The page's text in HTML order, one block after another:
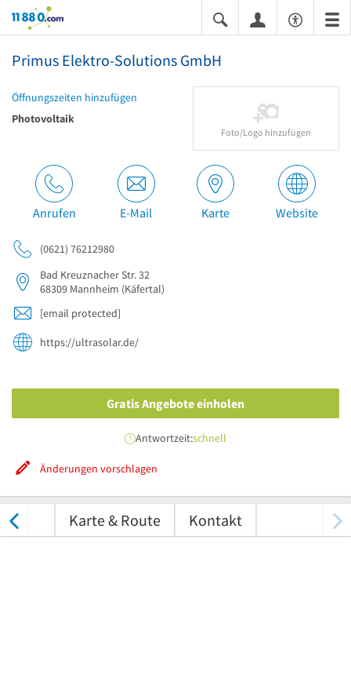
11880.com
Primus Elektro-Solutions GmbH
Öffnungszeiten hinzufügen
Photovoltaik
Foto/Logo hinzufügen
Anrufen E-Mail Karte Website
(0621) 76212980
Bad Kreuznacher Str. 32
68309 Mannheim (Käfertal)
[email protected]
https://ultrasolar.de/
Gratis Angebote einholen
Antwortzeit:schnell
Änderungen vorschlagen
Karte & Route Kontakt